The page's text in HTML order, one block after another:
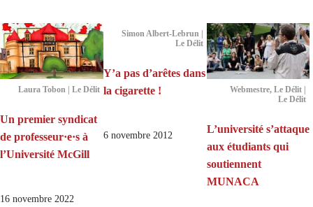
Laura Tobon | Le Délit
Un premier syndicat
de professeur·e·s à
l’Université McGill
16 novembre 2022
Simon Albert-Lebrun |
Le Délit
Y’a pas d’arêtes dans
la cigarette !
6 novembre 2012
Webmestre, Le Délit |
Le Délit
L’université s’attaque
aux étudiants qui
soutiennent
MUNACA